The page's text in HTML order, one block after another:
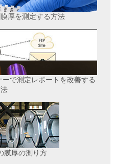
厚を測定する方法
で測定レポートを改善する
膜厚の測り方